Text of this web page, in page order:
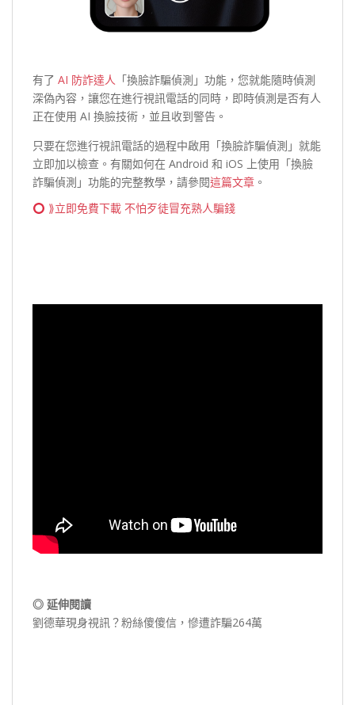
有了 AI 防詐達人 「換臉詐騙偵測」功能，您就能隨時偵測
深偽內容，讓您在進行視訊電話的同時，即時偵測是否有人
正在使用 AI 換臉技術，並且收到警告。
只要在您進行視訊電話的過程中啟用「換臉詐騙偵測」就能
立即加以檢查。有關如何在 Android 和 iOS 上使用「換臉
詐騙偵測」功能的完整教學，請參閱這篇文章 。
⟫立即免費下載 不怕歹徒冒充熟人騙錢
◎ 延伸閱讀
劉德華現身視訊？粉絲傻傻信，慘遭詐騙264萬